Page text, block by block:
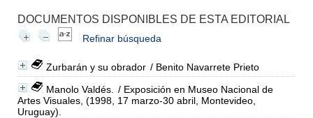
DOCUMENTOS DISPONIBLES DE ESTA EDITORIAL
Refinar búsqueda
Zurbarán y su obrador / Benito Navarrete Prieto
Manolo Valdés.
/ Exposición en Museo Nacional de
Artes Visuales, (1998, 17 marzo-30 abril, Montevideo,
Uruguay).